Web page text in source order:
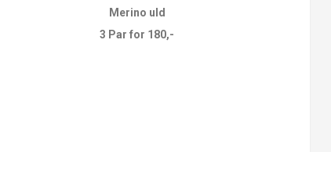
Merino uld
3 Par for 180,-